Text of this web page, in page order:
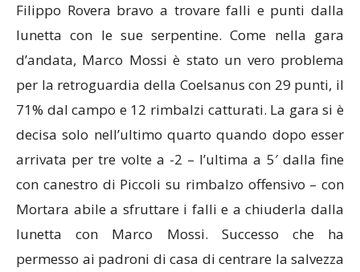
Filippo Rovera bravo a trovare falli e punti dalla
lunetta con le sue serpentine. Come nella gara
d’andata, Marco Mossi è stato un vero problema
per la retroguardia della Coelsanus con 29 punti, il
71% dal campo e 12 rimbalzi catturati. La gara si è
decisa solo nell’ultimo quarto quando dopo esser
arrivata per tre volte a -2 – l’ultima a 5′ dalla fine
con canestro di Piccoli su rimbalzo offensivo – con
Mortara abile a sfruttare i falli e a chiuderla dalla
lunetta con Marco Mossi. Successo che ha
permesso ai padroni di casa di centrare la salvezza